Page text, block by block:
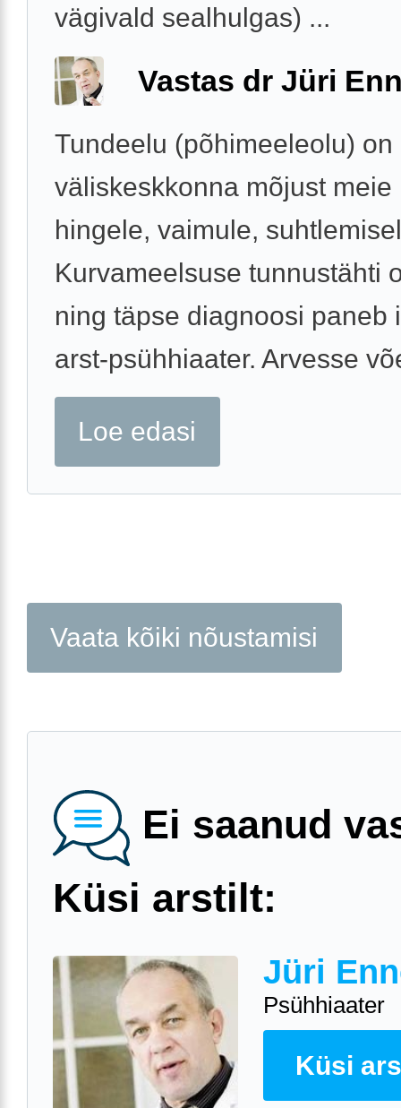
vägivald sealhulgas) ...
Vastas dr Jüri
Tundeelu (põhimeeleolu) on
väliskeskkonna mõjust meie
hingele, vaimule,
Kurvameelsuse tunnustähti
ning täpse diagnoosi paneb
arst-psühhiaater. Arvesse
Loe edasi
Vaata kõiki nõustamisi
Ei saanud
Küsi arstilt:
Jüri
Psühhiaater
Küsi